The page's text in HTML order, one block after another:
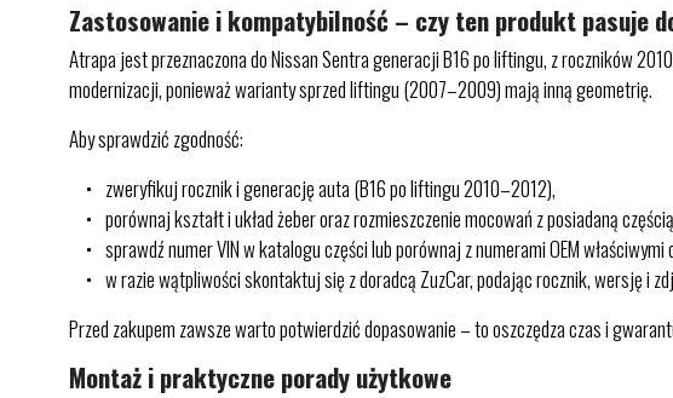
Zastosowanie i kompatybilność – czy ten produkt pasuje
Atrapa jest przeznaczona do Nissan Sentra generacji B16 po liftingu, z roczników
modernizacji, ponieważ warianty sprzed liftingu (2007–2009) mają inną geometrię.
Aby sprawdzić zgodność:
zweryfikuj rocznik i generację auta (B16 po liftingu 2010–2012),
porównaj kształt i układ żeber oraz rozmieszczenie mocowań z posiadaną
sprawdź numer VIN w katalogu części lub porównaj z numerami OEM
w razie wątpliwości skontaktuj się z doradcą ZuzCar, podając rocznik, wersję i
Przed zakupem zawsze warto potwierdzić dopasowanie – to oszczędza czas i
Montaż i praktyczne porady użytkowe